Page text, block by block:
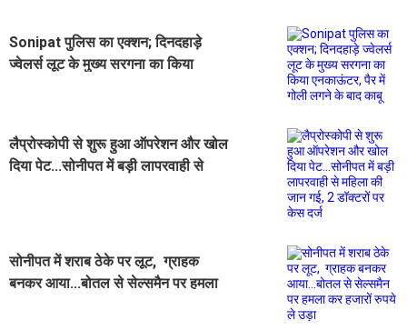
Sonipat पुलिस का एक्शन; दिनदहाड़े
ज्वेलर्स लूट के मुख्य सरगना का किया
लैप्रोस्कोपी से शुरू हुआ ऑपरेशन और खोल
दिया पेट...सोनीपत में बड़ी लापरवाही से
सोनीपत में शराब ठेके पर लूट, ग्राहक
बनकर आया...बोतल से सेल्समैन पर हमला